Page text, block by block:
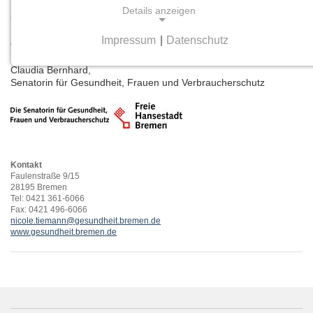
Mein Dank gilt allen Krankenhäusern im Land Bremen und
unseren Projektpartner*innen für ihre Unterstützung bei der
dazugehörigen Broschüre.
Claudia Bernhard,
Senatorin für Gesundheit, Frauen und Verbraucherschutz
Kontakt
Faulenstraße 9/15
28195 Bremen
Tel: 0421 361-6066
Fax: 0421 496-6066
nicole.tiemann@gesundheit.bremen.de
www.gesundheit.bremen.de
Details anzeigen
Notwendige Cookies ermöglichen grundlegende
Funktionen und sind für die einwandfreie Funktion
der Website erforderlich.
Name:
cookie_consent
Zweck:
Dieser Cookie speichert die ausgewählten
Impressum Datenschutz